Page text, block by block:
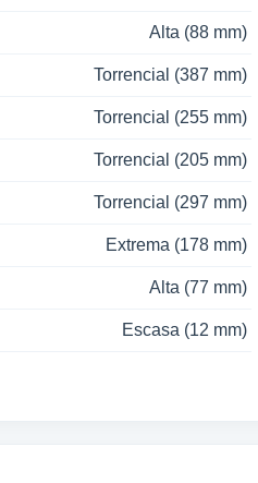
Alta (88 mm)
Torrencial (387 mm)
Torrencial (255 mm)
Torrencial (205 mm)
Torrencial (297 mm)
Extrema (178 mm)
Alta (77 mm)
Escasa (12 mm)